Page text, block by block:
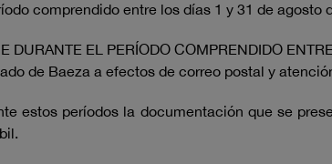
comprendido entre los días 1 y 31 de agosto
DURANTE EL PERÍODO COMPRENDIDO
de Baeza a efectos de correo postal y
estos períodos la documentación que se